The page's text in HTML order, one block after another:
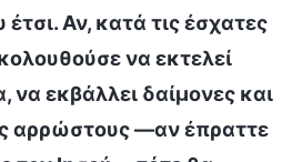
έτσι. Αν, κατά τις έσχατες
να εκτελεί
να εκβάλλει δαίμονες και
αρρώστους —αν έπραττε